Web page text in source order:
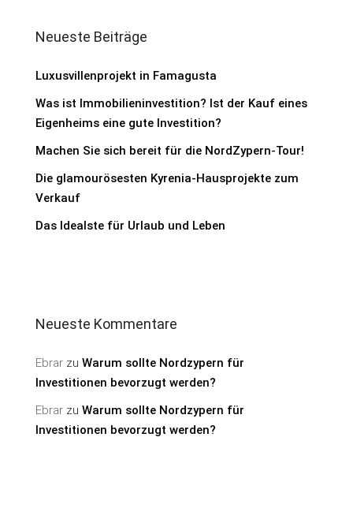
Neueste Beiträge
Luxusvillenprojekt in Famagusta
Was ist Immobilieninvestition? Ist der Kauf eines
Eigenheims eine gute Investition?
Machen Sie sich bereit für die NordZypern-Tour!
Die glamourösesten Kyrenia-Hausprojekte zum
Verkauf
Das Idealste für Urlaub und Leben
Neueste Kommentare
Ebrar zu Warum sollte Nordzypern für
Investitionen bevorzugt werden?
Ebrar zu Warum sollte Nordzypern für
Investitionen bevorzugt werden?